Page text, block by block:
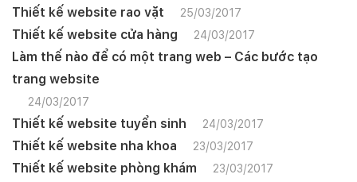
Thiết kế website rao vặt 25/03/2017
Thiết kế website cửa hàng 24/03/2017
Làm thế nào để có một trang web – Các bước tạo
trang website
24/03/2017
Thiết kế website tuyển sinh 24/03/2017
Thiết kế website nha khoa 23/03/2017
Thiết kế website phòng khám 23/03/2017